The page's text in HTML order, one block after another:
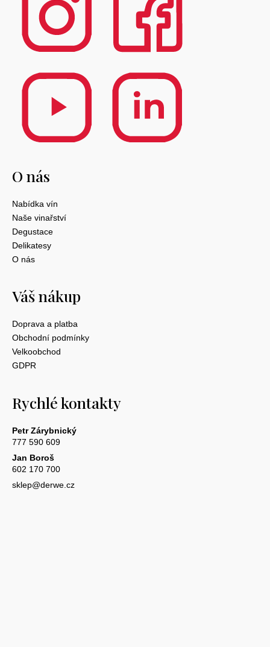
O nás
Nabídka vín
Naše vinařství
Degustace
Delikatesy
O nás
Váš nákup
Doprava a platba
Obchodní podmínky
Velkoobchod
GDPR
Rychlé kontakty
Petr Zárybnický
777 590 609
Jan Boroš
602 170 700
sklep@derwe.cz